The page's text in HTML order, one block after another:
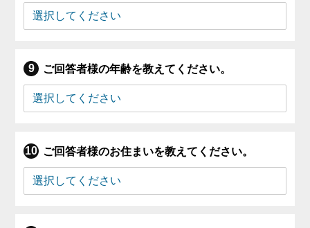
ご回答者様の年齢を教えてください。
ご回答者様のお住まいを教えてください。